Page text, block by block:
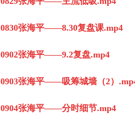
0830张海平——8.30复盘课.mp4
0902张海平——9.2复盘.mp4
0903张海平——吸筹城墙（2）
0904张海平——分时细节.mp4